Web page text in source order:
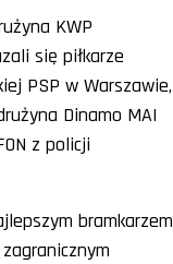
KWP
się piłkarze
PSP w Warszawie,
Dinamo MAI
z policji
bramkarzem